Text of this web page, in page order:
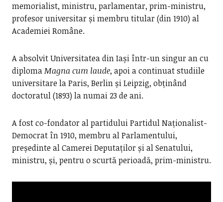
memorialist, ministru, parlamentar, prim-ministru,
profesor universitar și membru titular (din 1910) al
Academiei Române.
A absolvit Universitatea din Iași într-un singur an cu
diplomaMagna cum laude, apoi a continuat studiile
universitare la Paris, Berlin și Leipzig, obținând
doctoratul (1893) la numai 23 de ani.
A fost co-fondator al partidului Partidul Naționalist-
Democrat în 1910, membru al Parlamentului,
președinte al Camerei Deputaților și al Senatului,
ministru, și, pentru o scurtă perioadă, prim-ministru.